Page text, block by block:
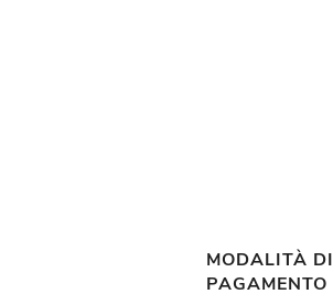
MODALITÀ DI
PAGAMENTO